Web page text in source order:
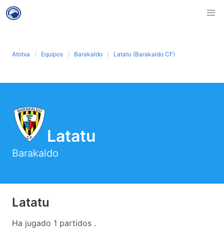
Atotxa Equipos Barakaldo Latatu (Barakaldo CF)
Latatu
Barakaldo
Latatu
Ha jugado 1 partidos .